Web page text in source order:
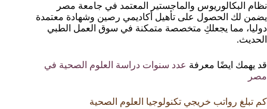
نظام البكالوريوس والماجستير المعتمد في جامعة مصر
يضمن لك الحصول على تأهيل أكاديمي رصين وشهادة معتمدة
دوليا، مما يجعلكِ متخصصة متمكنة في سوق العمل الطبي
الحديث.
قد يهمك ايضًا معرفة عدد سنوات دراسة العلوم الصحية في
مصر
كم تبلغ رواتب خريجي تكنولوجيا العلوم الصحية